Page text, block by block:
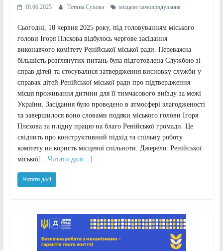
18.06.2025 Тетяна Сухова місцеве самоврядування
Сьогодні, 18 червня 2025 року, під головуванням міського
голови Ігоря Плєхова відбулось чергове засідання
виконавчого комітету Ренійської міської ради. Переважна
більшість розглянутих питань була підготовлена Службою зі
справ дітей та стосувалися затвердження висновку служби у
справах дітей Ренійської міської ради про підтвердження
місця проживання дитини для її тимчасового виїзду за межі
України. Засідання було проведено в атмосфері злагодженості
та завершилося воно словами подяки міського голови Ігоря
Плєхова за плідну працю на благо Ренійської громади. Це
свідчить про конструктивний підхід та спільну роботу
комітету на користь місцевої спільноти. Джерело: Ренійської
міської[…Читати далі…]
Читати далі